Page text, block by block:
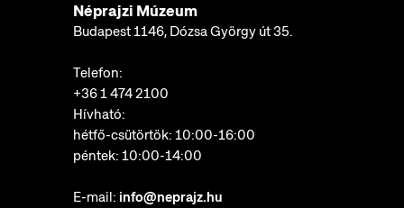
Néprajzi Múzeum
Budapest 1146, Dózsa György út 35.
Telefon:
+36 1 474 2100
Hívható:
hétfő-csütörtök: 10:00-16:00
péntek: 10:00-14:00
E-mail: info@neprajz.hu